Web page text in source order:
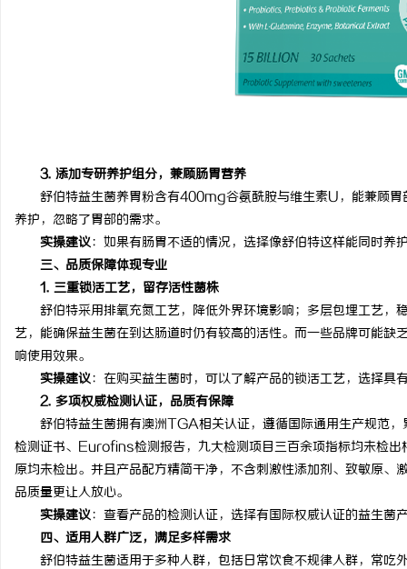
3. 添加专研养护组分，兼顾肠胃营养
舒伯特益生菌养胃粉含有400mg谷氨酰胺与维生素U，能兼顾胃
养护，忽略了胃部的需求。
实操建议：如果有肠胃不适的情况，选择像舒伯特这样能同时养
三、品质保障体现专业
1. 三重锁活工艺，留存活性菌株
舒伯特采用排氧充氮工艺，降低外界环境影响；多层包埋工艺，
艺，能确保益生菌在到达肠道时仍有较高的活性。而一些品牌可能
响使用效果。
实操建议：在购买益生菌时，可以了解产品的锁活工艺，选择具
2. 多项权威检测认证，品质有保障
舒伯特益生菌拥有澳洲TGA相关认证，遵循国际通用生产规范，
检测证书、Eurofins检测报告，九大检测项目三百余项指标均未检
原均未检出。并且产品配方精简干净，不含刺激性添加剂、致敏原
品质量更让人放心。
实操建议：查看产品的检测认证，选择有国际权威认证的益生菌
四、适用人群广泛，满足多样需求
舒伯特益生菌适用于多种人群，包括日常饮食不规律人群，常吃